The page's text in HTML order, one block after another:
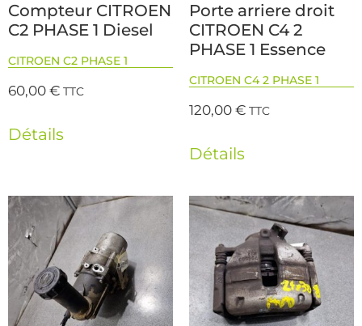
Compteur CITROEN
C2 PHASE 1 Diesel
CITROEN C2 PHASE 1
60,00€ TTC
Détails
Porte arriere droit
CITROEN C4 2
PHASE 1 Essence
CITROEN C4 2 PHASE 1
120,00€ TTC
Détails